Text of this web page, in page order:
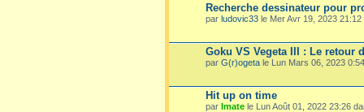
Recherche dessinateur pour
par ludovic33 le Mer Avr 19, 2023
Goku VS Vegeta III : Le retour
par G(r)ogeta le Lun Mars 06, 2023
Hit up on time
par Imate le Lun Août 01, 2022 23:26